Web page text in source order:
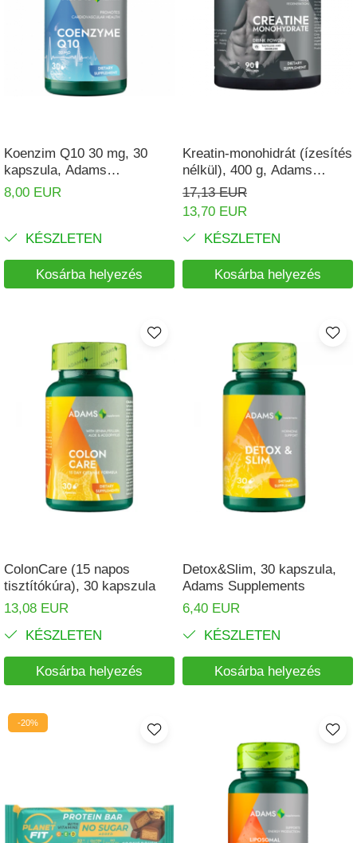
Koenzim Q10 30 mg, 30
kapszula, Adams
Supplements
8,00 EUR
KÉSZLETEN
Kosárba helyezés
Kreatin-monohidrát (ízesítés
nélkül), 400 g, Adams
Supplements
17,13 EUR
13,70 EUR
KÉSZLETEN
Kosárba helyezés
ColonCare (15 napos
tisztítókúra), 30 kapszula
13,08 EUR
KÉSZLETEN
Kosárba helyezés
Detox&Slim, 30 kapszula,
Adams Supplements
6,40 EUR
KÉSZLETEN
Kosárba helyezés
-20%